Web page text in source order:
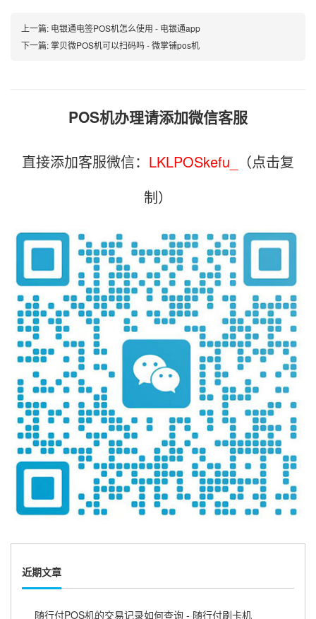
上一篇: 电银通电签POS机怎么使用 - 电银通app
下一篇:掌贝微POS机可以扫码吗 - 微掌铺pos机
POS机办理请添加微信客服
直接添加客服微信： LKLPOSkefu_
（点击复
制）
近期文章
随行付POS机的交易记录如何查询 - 随行付刷卡机